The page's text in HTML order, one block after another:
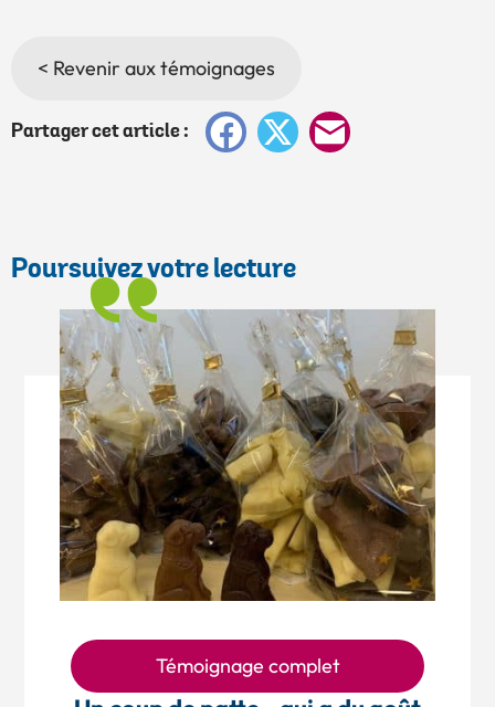
< Revenir aux témoignages
Partager cet article : Facebook
X
Poursuivez votre lecture
Témoignage complet